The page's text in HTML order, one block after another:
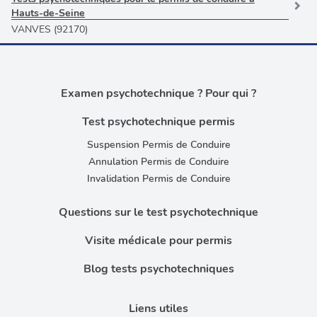
Hauts-de-Seine
VANVES (92170)
Liens utiles
Examen psychotechnique ? Pour qui ?
Test psychotechnique permis
Suspension Permis de Conduire
Annulation Permis de Conduire
Invalidation Permis de Conduire
Questions sur le test psychotechnique
Visite médicale pour permis
Blog tests psychotechniques